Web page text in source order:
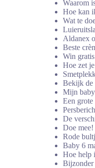
Waarom
Hoe kan
Wat te
Aldanex
Beste
Win
Hoe zet
Bekijk de
Mijn
Een
De
Doe
Rode
Baby 6
Hoe help
Bijzonder